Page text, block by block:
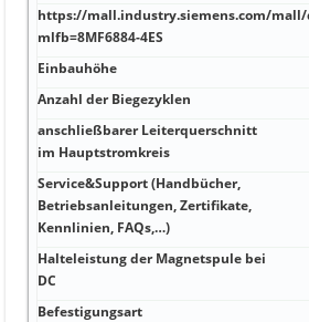
https://mall.industry.siemens.com/mall/
mlfb=8MF6884-4ES
Einbauhöhe
Anzahl der Biegezyklen
anschließbarer Leiterquerschnitt
im Hauptstromkreis
Service&Support (Handbücher,
Betriebsanleitungen, Zertifikate,
Kennlinien, FAQs,…)
Halteleistung der Magnetspule bei
DC
Befestigungsart